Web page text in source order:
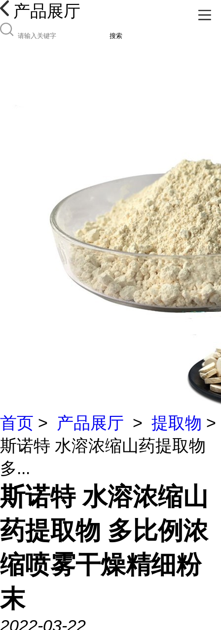
产品展厅
搜索
首页 > 产品展厅 > 提取物 >
斯诺特 水溶浓缩山药提取物
多...
斯诺特 水溶浓缩山
药提取物 多比例浓
缩喷雾干燥精细粉
末
2022-03-22